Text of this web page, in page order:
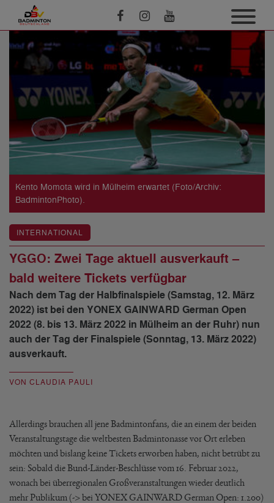
Kento Momota wird in Mülheim erwartet (Foto/Archiv:
BadmintonPhoto).
INTERNATIONAL
YGGO: Zwei Tage aktuell ausverkauft –
bald weitere Tickets verfügbar
Nach dem Tag der Halbfinalspiele (Samstag, 12. März
2022) ist bei den YONEX GAINWARD German Open
2022 (8. bis 13. März 2022 in Mülheim an der Ruhr) nun
auch der Tag der Finalspiele (Sonntag, 13. März 2022)
ausverkauft.
VON CLAUDIA PAULI
Allerdings brauchen all jene Badmintonfans, die an einem der beiden
Veranstaltungstage die weltbesten Badmintonasse vor Ort erleben
möchten und bislang keine Tickets erworben haben, nicht betrübt zu
sein: Sobald die Bund-Länder-Beschlüsse vom 16. Februar 2022,
wonach bei überregionalen Großveranstaltungen wieder deutlich
mehr Publikum (-> bei YONEX GAINWARD German Open: 1.200)